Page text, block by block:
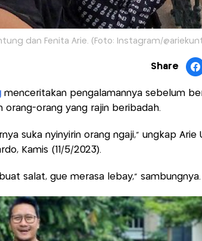
dan Fenita Arie. (Foto: Instagram/
Share
menceritakan pengalamannya sebelum
orang-orang yang rajin beribadah.
suka nyinyirin orang ngaji," ungkap Arie
Kamis (11/5/2023).
salat, gue merasa lebay," sambungnya.